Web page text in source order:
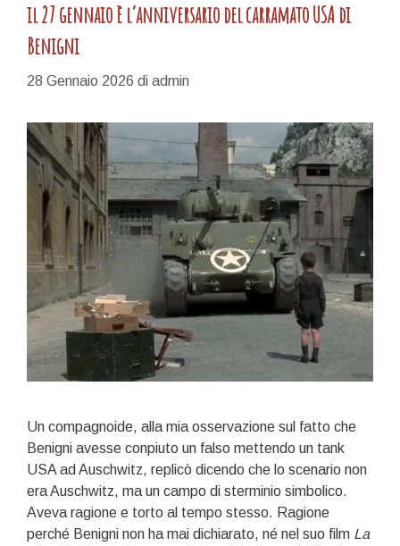
il 27 gennaio è l’anniversario del carramato USA di
Benigni
28 Gennaio 2026 di admin
Un compagnoide, alla mia osservazione sul fatto che
Benigni avesse conpiuto un falso mettendo un tank
USA ad Auschwitz, replicò dicendo che lo scenario non
era Auschwitz, ma un campo di sterminio simbolico.
Aveva ragione e torto al tempo stesso. Ragione
perché Benigni non ha mai dichiarato, né nel suo film La